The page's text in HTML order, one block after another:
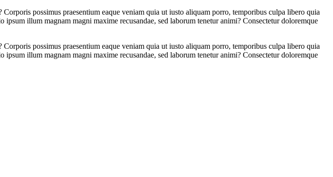
possimus praesentium eaque veniam quia ut iusto aliquam porro, temporibus culpa libero quia
illum magnam magni maxime recusandae, sed laborum tenetur animi? Consectetur doloremque
possimus praesentium eaque veniam quia ut iusto aliquam porro, temporibus culpa libero quia
illum magnam magni maxime recusandae, sed laborum tenetur animi? Consectetur doloremque